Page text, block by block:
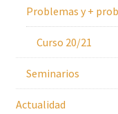
Problemas y +
Curso 20/21
Seminarios
Actualidad